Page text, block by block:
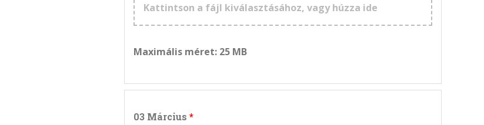
Kattintson a fájl kiválasztásához, vagy húzza ide
Maximális méret: 25 MB
03 Március